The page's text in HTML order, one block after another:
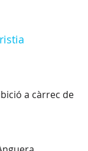
a càrrec de